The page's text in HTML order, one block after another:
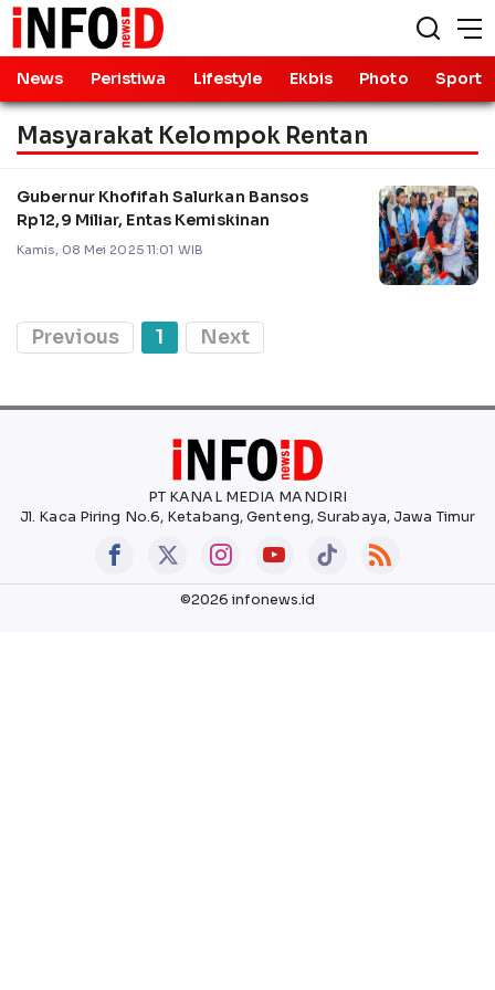
News Peristiwa Lifestyle Ekbis Photo Sport
Masyarakat Kelompok Rentan
Gubernur Khofifah Salurkan Bansos
Rp12,9 Miliar, Entas Kemiskinan
Kamis, 08 Mei 2025 11:01 WIB
Previous 1 Next
PT KANAL MEDIA MANDIRI
Jl. Kaca Piring No.6, Ketabang, Genteng, Surabaya, Jawa Timur
©2026 infonews.id